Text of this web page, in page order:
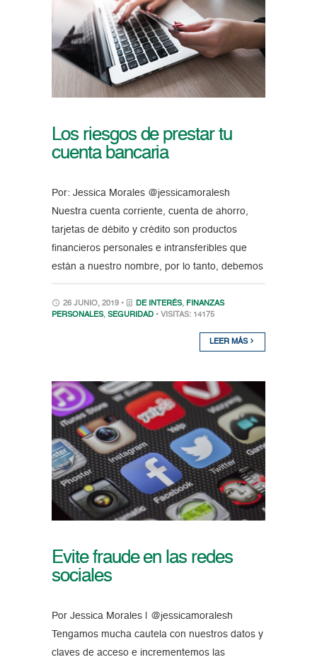
Los riesgos de prestar tu
cuenta bancaria
Por: Jessica Morales @jessicamoralesh
Nuestra cuenta corriente, cuenta de ahorro,
tarjetas de débito y crédito son productos
financieros personales e intransferibles que
están a nuestro nombre, por lo tanto, debemos
26 JUNIO, 2019 • DE INTERÉS, FINANZAS
PERSONALES, SEGURIDAD • VISITAS: 14175
LEER MÁS
Evite fraude en las redes
sociales
Por Jessica Morales | @jessicamoralesh
Tengamos mucha cautela con nuestros datos y
claves de acceso e incrementemos las